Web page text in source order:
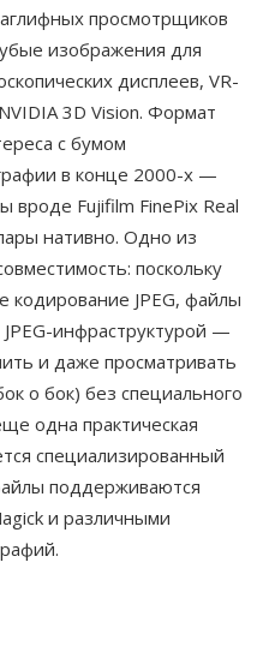
просмотрщиков
изображения для
дисплеев, VR-
3D Vision. Формат
с бумом
в конце 2000-х —
вроде Fujifilm FinePix Real
нативно. Одно из
поскольку
кодирование JPEG, файлы
инфраструктурой —
и даже просматривать
о бок) без специального
одна практическая
специализированный
поддерживаются
и различными